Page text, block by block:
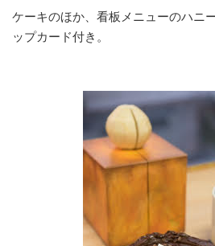
ケーキのほか、看板メニューのハニ
ップカード付き。